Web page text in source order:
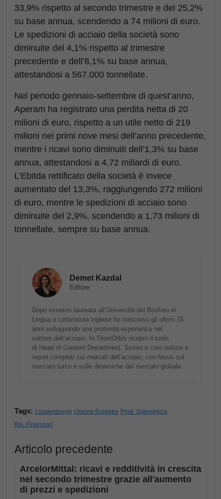
33,9% rispetto al secondo trimestre e del 25,2%
su base annua, scendendo a 74 milioni di euro.
Le spedizioni di acciaio della società sono
diminuite del 4,1% rispetto al trimestre
precedente e dell’8,1% su base annua,
attestandosi a 567.000 tonnellate.
Nel periodo gennaio-settembre di quest’anno,
Aperam ha registrato una perdita netta di 20
milioni di euro, rispetto a un utile netto di 219
milioni nei primi nove mesi dell’anno precedente,
mentre i ricavi sono diminuiti dell’1,3% su base
annua, attestandosi a 4,72 miliardi di euro.
L’Ebitda rettificato della società è invece
aumentato del 13,3%, raggiungendo 272 milioni
di euro, mentre le spedizioni di acciaio sono
diminuite del 2,9%, scendendo a 1,73 milioni di
tonnellate, sempre su base annua.
Demet Kazdal
Editore
Dopo essermi laureata all’Università del Bosforo in
Lingua e Letteratura Inglese ho trascorso gli ultimi 15
anni sviluppando una profonda esperienza nel
settore dell’acciaio. In SteelOrbis ricopro il ruolo
di Head of Content Department. Scrivo e curo notizie e
report completi sui mercati dell’acciaio, con focus sul
mercato turco e sulle dinamiche del mercato globale.
Tags: Lussemburgo Unione Europea Prod. Siderurgica
Ris. Finanziari
Articolo precedente
ArcelorMittal: ricavi e redditività in crescita
nel secondo trimestre grazie all'aumento
di prezzi e spedizioni